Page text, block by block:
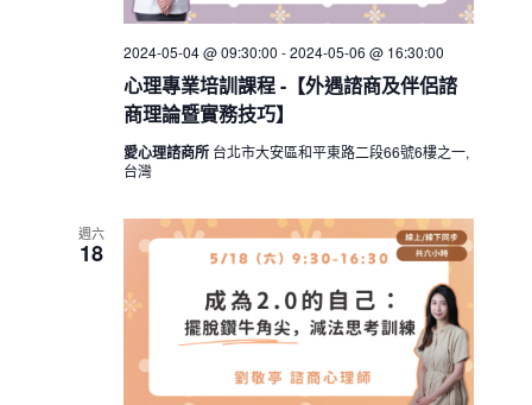
心理專業培訓課程 -【外遇諮商及伴侶諮
商理論暨實務技巧】
2024-05-04 @ 09:30:00 -2024-05-06 @ 16:30:00
愛心理諮商所 台北市大安區和平東路二段66號6樓之一,
台灣
週六
18